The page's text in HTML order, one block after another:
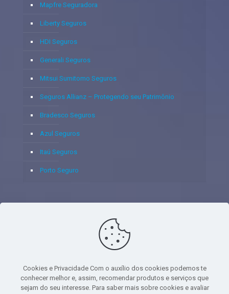
Mapfre Seguradora
Liberty Seguros
HDI Seguros
Generali Seguros
Mitsui Sumitomo Seguros
Seguros Allianz – Protegendo seu Patrimônio
Bradesco Seguros
Azul Seguros
Itaú Seguros
Porto Seguro
© 2020 - Yoshie & Maia Corretora de Seguros Ltda - CNPJ:
05.459.716/0001-75 - SUSEP: 100637106 AV DOS
PAVIMENTO - CEP 06.020-012 - VILA YARA - OSASCO - UF SP -
TELEFONE - (11) 8251-9266
Cookies e Privacidade Com o auxílio dos cookies podemos te
conhecer melhor e, assim, recomendar produtos e serviços que
sejam do seu interesse. Para saber mais sobre cookies e avaliar